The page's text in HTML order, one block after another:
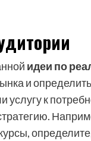
идеи по
и
услугу к